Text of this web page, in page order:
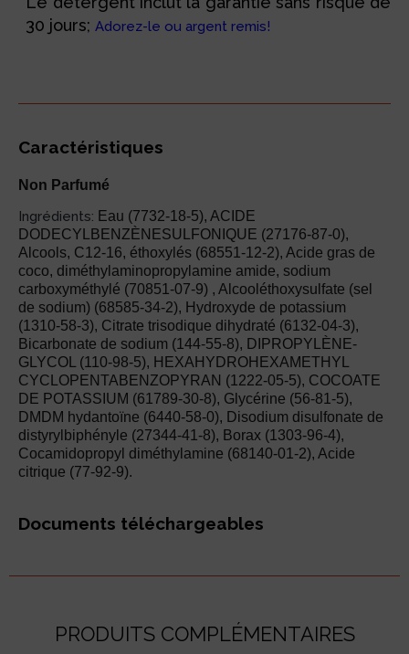
30 jours; Adorez-le ou argent remis!
Caractéristiques
Non Parfumé
Ingrédients: Eau (7732-18-5), ACIDE
DODECYLBENZÈNESULFONIQUE (27176-87-0),
Alcools, C12-16, éthoxylés (68551-12-2), Acide gras de
coco, diméthylaminopropylamine amide, sodium
carboxyméthylé (70851-07-9) , Alcooléthoxysulfate (sel
de sodium) (68585-34-2), Hydroxyde de potassium
(1310-58-3), Citrate trisodique dihydraté (6132-04-3),
Bicarbonate de sodium (144-55-8), DIPROPYLÈNE-
GLYCOL (110-98-5), HEXAHYDROHEXAMETHYL
CYCLOPENTABENZOPYRAN (1222-05-5), COCOATE
DE POTASSIUM (61789-30-8), Glycérine (56-81-5),
DMDM hydantoïne (6440-58-0), Disodium disulfonate de
distyrylbiphényle (27344-41-8), Borax (1303-96-4),
Cocamidopropyl diméthylamine (68140-01-2), Acide
citrique (77-92-9).
Documents téléchargeables
PRODUITS COMPLÉMENTAIRES